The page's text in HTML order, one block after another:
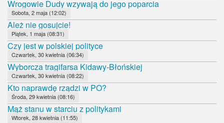
Wrogowie Dudy wzywają do jego poparcia
Sobota, 2 maja (12:02)
Ależ nie gosujcie!
Piątek, 1 maja (08:31)
Czy jest w polskiej polityce
Czwartek, 30 kwietnia (06:34)
Wyborcza tragifarsa Kidawy-Błońskiej
Czwartek, 30 kwietnia (08:22)
Kto naprawdę rządzi w PO?
Środa, 29 kwietnia (08:16)
Mąż stanu w starciu z politykami
Wtorek, 28 kwietnia (11:55)